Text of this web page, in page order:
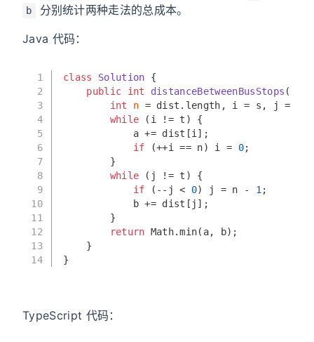
b 分别统计两种走法的总成本。
Java 代码：
1
2
3
4
5
6
7
8
9
10
11
12
13
14
class Solution {
public
int distanceBetweenBusStops (
int
n = dist.length, i = s, j = s,
while (i != t) {
            a += dist[i];
if (++i == n) i = 0;
        }
while (j != t) {
if (--j < 0) j = n - 1 ;
            b += dist[j];
        }
return Math.min(a, b);
    }
}
TypeScript 代码：